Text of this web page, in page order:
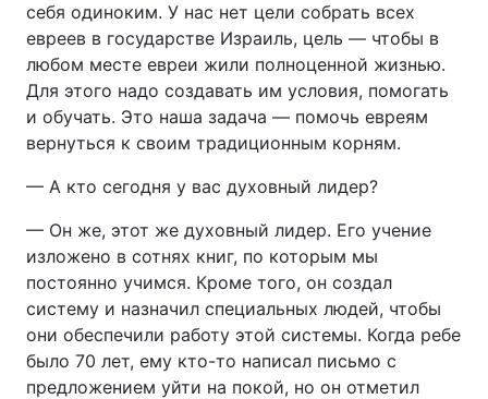
себя одиноким. У нас нет цели собрать всех
евреев в государстве Израиль, цель — чтобы в
любом месте евреи жили полноценной жизнью.
Для этого надо создавать им условия, помогать
и обучать. Это наша задача — помочь евреям
вернуться к своим традиционным корням.
— А кто сегодня у вас духовный лидер?
— Он же, этот же духовный лидер. Его учение
изложено в сотнях книг, по которым мы
постоянно учимся. Кроме того, он создал
систему и назначил специальных людей, чтобы
они обеспечили работу этой системы. Когда ребе
было 70 лет, ему кто-то написал письмо с
предложением уйти на покой, но он отметил